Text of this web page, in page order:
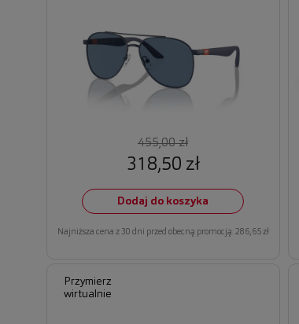
455,00 zł
318,50 zł
Dodaj do koszyka
Najniższa cena z 30 dni przed obecną promocją: 286,65 zł
Przymierz
wirtualnie